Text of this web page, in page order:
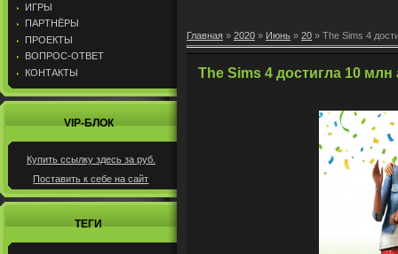
ИГРЫ
ПАРТНЁРЫ
ПРОЕКТЫ
ВОПРОС-ОТВЕТ
КОНТАКТЫ
VIP-БЛОК
Купить ссылку здесь за руб.
Поставить к себе на сайт
ТЕГИ
Главная » 2020 » Июнь » 20 » The Sims 4
The Sims 4 достигла 10